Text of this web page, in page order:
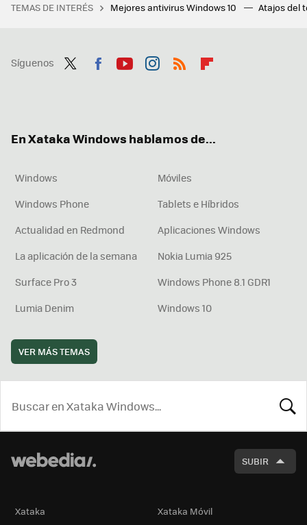
TEMAS DE INTERÉS Mejores antivirus Windows 10 Atajos del
Síguenos
En Xataka Windows hablamos de...
Windows
Móviles
Windows Phone
Tablets e Híbridos
Actualidad en Redmond
Aplicaciones Windows
La aplicación de la semana
Nokia Lumia 925
Surface Pro 3
Windows Phone 8.1 GDR1
Lumia Denim
Windows 10
VER MÁS TEMAS
SUBIR
Xataka Xataka Móvil